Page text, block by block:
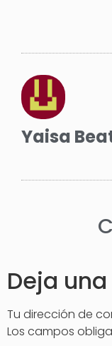
Yaisa
Deja
Tu dirección de
Los campos